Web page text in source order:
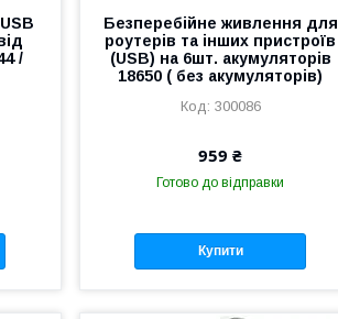
/
Безперебійне живлення для
роутерів та інших пристроїв
(USB) на 6шт. акумуляторів
18650 ( без акумуляторів)
300086
959 ₴
Готово до відправки
Купити